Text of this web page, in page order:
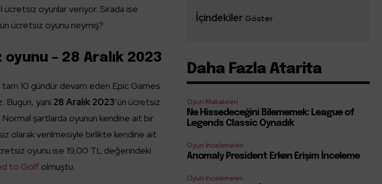
ücretsiz oyunlar veriyor. Sırada ise
ücretsiz oyunu neymiş?
– 28 Aralık 2023
tam 10 gündür devam eden Epic Games
Bugün, yani 28 Aralık 2023‘ün ücretsiz
Normal şartlarda oyunun kendine ait bir
olarak verilmesiyle birlikte kendine ait
oyunu ise 19,00 TL değerindeki
to Golf olmuştu.
İçindekiler Göster
Daha Fazla Atarita
Oyun Makaleleri
Ne Hissedeceğini Bilememek: League of
Legends Classic Oynadık
Oyun İncelemeleri
Anomaly President Erken Erişim İnceleme
Oyun İncelemeleri